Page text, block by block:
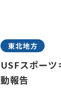
東北地方
USFスポー
動報告